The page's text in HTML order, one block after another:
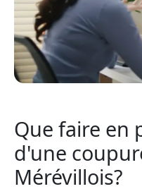
Que faire en
d'une
Mérévillois?